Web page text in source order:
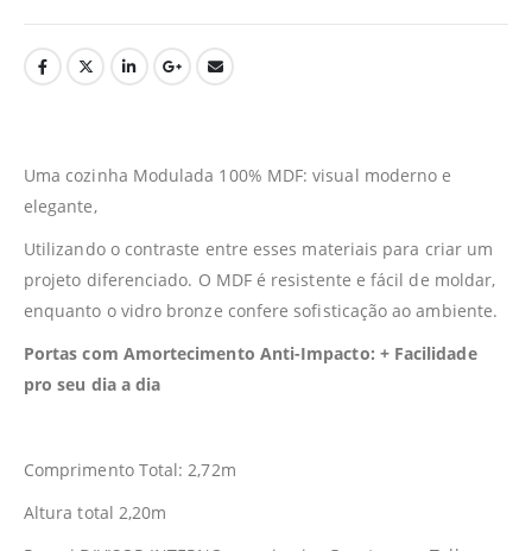
Uma cozinha Modulada 100% MDF: visual moderno e
elegante,
Utilizando o contraste entre esses materiais para criar um
projeto diferenciado. O MDF é resistente e fácil de moldar,
enquanto o vidro bronze confere sofisticação ao ambiente.
Portas com Amortecimento Anti-Impacto: + Facilidade
pro seu dia a dia
Comprimento Total: 2,72m
Altura total 2,20m